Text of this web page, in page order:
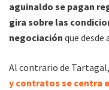
aguinaldo se pagan
gira sobre las
negociación que
Al contrario de
y contratos se centra